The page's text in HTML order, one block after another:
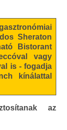
Sheraton
Bistorant
vagy
is - fogadja
kínálattal
az